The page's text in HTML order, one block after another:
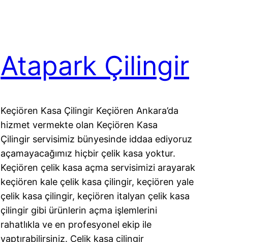
Atapark Çilingir
Keçiören Kasa Çilingir Keçiören Ankara’da
hizmet vermekte olan Keçiören Kasa
Çilingir servisimiz bünyesinde iddaa ediyoruz
açamayacağımız hiçbir çelik kasa yoktur.
Keçiören çelik kasa açma servisimizi arayarak
keçiören kale çelik kasa çilingir, keçiören yale
çelik kasa çilingir, keçiören italyan çelik kasa
çilingir gibi ürünlerin açma işlemlerini
rahatlıkla ve en profesyonel ekip ile
yaptırabilirsiniz. Çelik kasa çilingir